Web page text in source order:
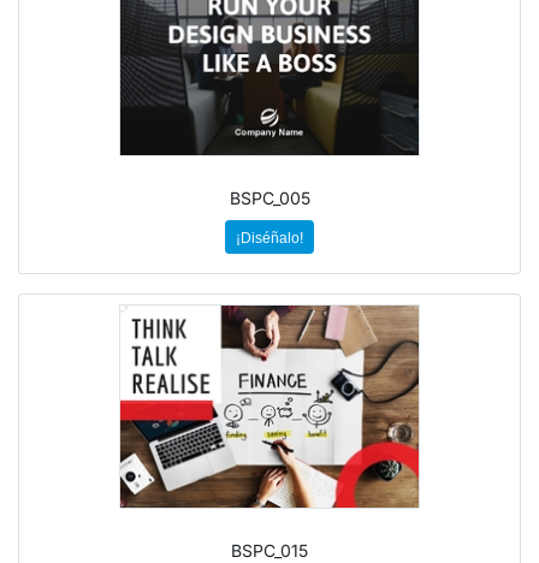
BSPC_005
¡Diséñalo!
BSPC_015